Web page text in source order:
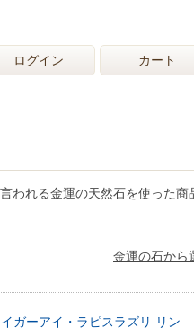
ログイン カート
われる金運の天然石を使った商
金運の石から
ガーアイ・ラピスラズリ リン